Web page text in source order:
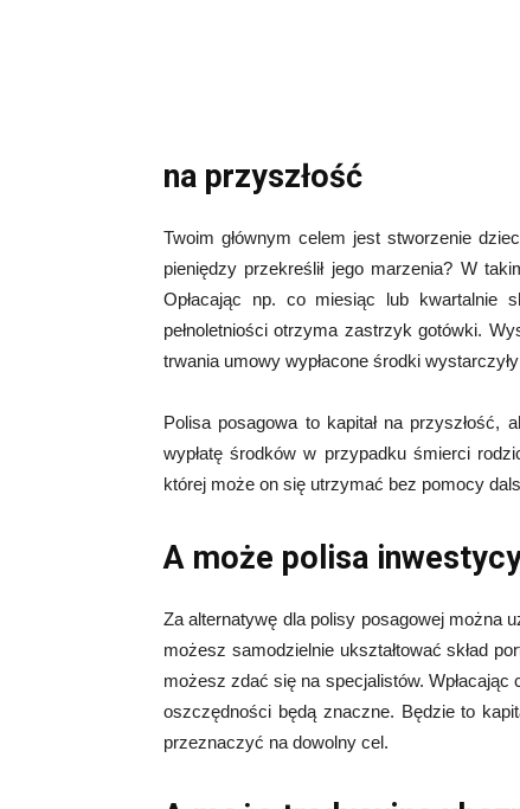
na przyszłość
Twoim głównym celem jest stworzenie
pieniędzy przekreślił jego marzenia? W
Opłacając np. co miesiąc lub kwartalnie
pełnoletniości otrzyma zastrzyk gotówki.
trwania umowy wypłacone środki
Polisa posagowa to kapitał na przyszłość,
wypłatę środków w przypadku śmierci
której może on się utrzymać bez pomocy
A może polisa
Za alternatywę dla polisy posagowej można
możesz samodzielnie ukształtować skład
możesz zdać się na specjalistów.
oszczędności będą znaczne. Będzie to
przeznaczyć na dowolny cel.